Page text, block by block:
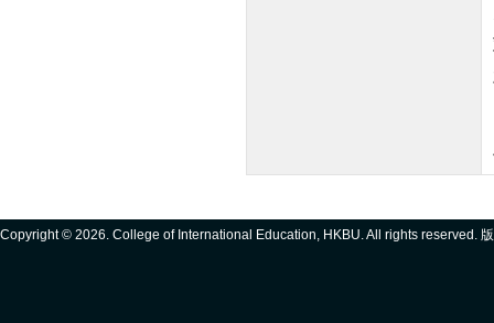
Copyright © 2026. College of International Education, HKBU. All rights reserved.